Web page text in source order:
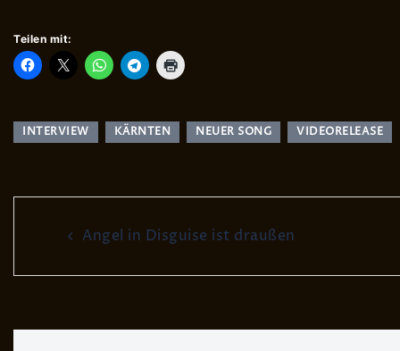
Teilen mit:
INTERVIEW KÄRNTEN NEUER SONG VIDEORELEASE
navigation
Angel in Disguise ist draußen